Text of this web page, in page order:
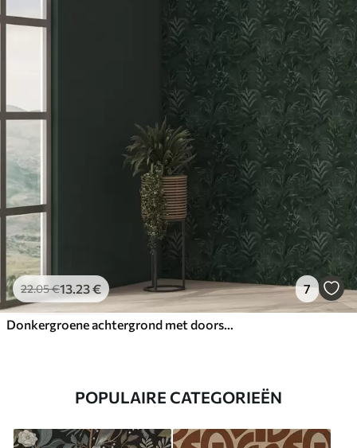
22.05€13.23€ 7
Donkergroene achtergrond met doorschijnende bladeren
POPULAIRE CATEGORIEËN